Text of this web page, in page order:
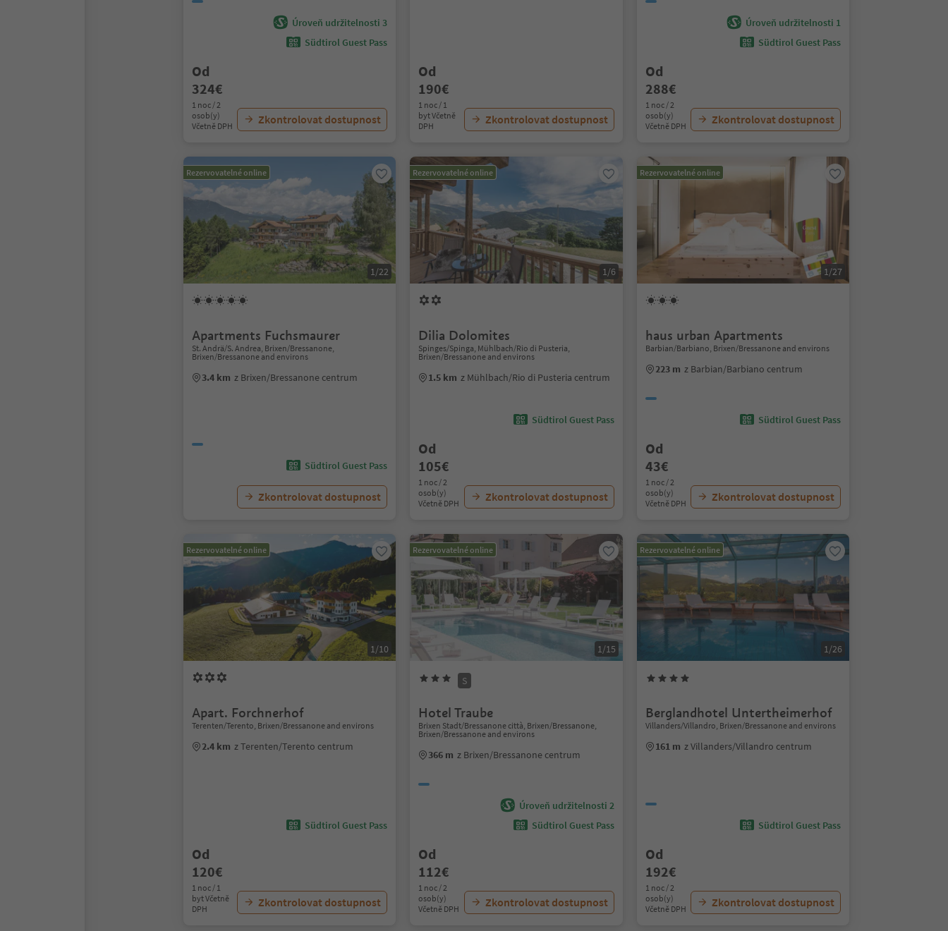
Úroveň udržitelnosti 3
Südtirol Guest Pass
Od
324€
1 noc / 2
osob(y)
Včetně DPH
Zkontrolovat dostupnost
Od
190€
1 noc / 1
byt Včetně
DPH
Zkontrolovat dostupnost
Úroveň udržitelnosti 1
Südtirol Guest Pass
Od
288€
1 noc / 2
osob(y)
Včetně DPH
Zkontrolovat dostupnost
Rezervovatelné online
1/22
Apartments Fuchsmaurer
St. Andrä/S. Andrea, Brixen/Bressanone,
Brixen/Bressanone and environs
3.4 km z Brixen/Bressanone centrum
Südtirol Guest Pass
Zkontrolovat dostupnost
Rezervovatelné online
1/6
Dilia Dolomites
Spinges/Spinga, Mühlbach/Rio di Pusteria,
Brixen/Bressanone and environs
1.5 km z Mühlbach/Rio di Pusteria centrum
Südtirol Guest Pass
Od
105€
1 noc / 2
osob(y)
Včetně DPH
Zkontrolovat dostupnost
Rezervovatelné online
1/27
haus urban Apartments
Barbian/Barbiano, Brixen/Bressanone and environs
223 m z Barbian/Barbiano centrum
Südtirol Guest Pass
Od
43€
1 noc / 2
osob(y)
Včetně DPH
Zkontrolovat dostupnost
Rezervovatelné online
1/10
Apart. Forchnerhof
Terenten/Terento, Brixen/Bressanone and environs
2.4 km z Terenten/Terento centrum
Südtirol Guest Pass
Od
120€
1 noc / 1
byt Včetně
DPH
Zkontrolovat dostupnost
Rezervovatelné online
1/15
S
Hotel Traube
Brixen Stadt/Bressanone città, Brixen/Bressanone,
Brixen/Bressanone and environs
366 m z Brixen/Bressanone centrum
Úroveň udržitelnosti 2
Südtirol Guest Pass
Od
112€
1 noc / 2
osob(y)
Včetně DPH
Zkontrolovat dostupnost
Rezervovatelné online
1/26
Berglandhotel Untertheimerhof
Villanders/Villandro, Brixen/Bressanone and environs
161 m z Villanders/Villandro centrum
Südtirol Guest Pass
Od
192€
1 noc / 2
osob(y)
Včetně DPH
Zkontrolovat dostupnost